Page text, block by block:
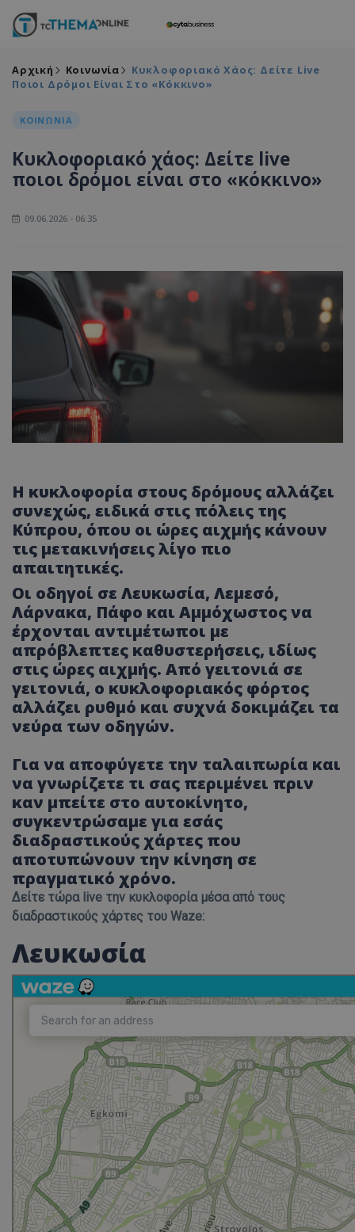
Αρχική Κοινωνία
Κυκλοφοριακό Χάος: Δείτε Live
Ποιοι Δρόμοι Είναι Στο «κόκκινο»
ΚΟΙΝΩΝΙΑ
Κυκλοφοριακό χάος: Δείτε live
ποιοι δρόμοι είναι στο «κόκκινο»
09.06.2026 - 06:35
Η κυκλοφορία στους δρόμους αλλάζει
συνεχώς, ειδικά στις πόλεις της
Κύπρου, όπου οι ώρες αιχμής κάνουν
τις μετακινήσεις λίγο πιο
απαιτητικές.
Οι οδηγοί σε Λευκωσία, Λεμεσό,
Λάρνακα, Πάφο και Αμμόχωστος να
έρχονται αντιμέτωποι με
απρόβλεπτες καθυστερήσεις, ιδίως
στις ώρες αιχμής. Από γειτονιά σε
γειτονιά, ο κυκλοφοριακός φόρτος
αλλάζει ρυθμό και συχνά δοκιμάζει τα
νεύρα των οδηγών.
Για να αποφύγετε την ταλαιπωρία και
να γνωρίζετε τι σας περιμένει πριν
καν μπείτε στο αυτοκίνητο,
συγκεντρώσαμε για εσάς
διαδραστικούς χάρτες που
αποτυπώνουν την κίνηση σε
πραγματικό χρόνο.
Δείτε τώρα live την κυκλοφορία μέσα από τους
διαδραστικούς χάρτες του Waze:
Λευκωσία